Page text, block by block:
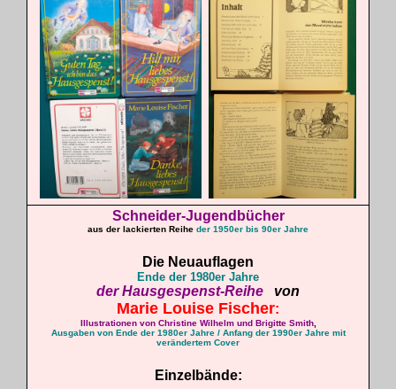
Schneider-Jugendbücher
aus der lackierten Reihe der 1950er bis 90er Jahre
Die Neuauflagen
Ende der 1980er Jahre
derHausgespenst-Reihe von
Marie Louise Fischer:
Illustrationen von Christine Wilhelm und Brigitte Smith,
Ausgaben von Ende der 1980er Jahre / Anfang der 1990er Jahre mit
verändertem Cover
Einzelbände: